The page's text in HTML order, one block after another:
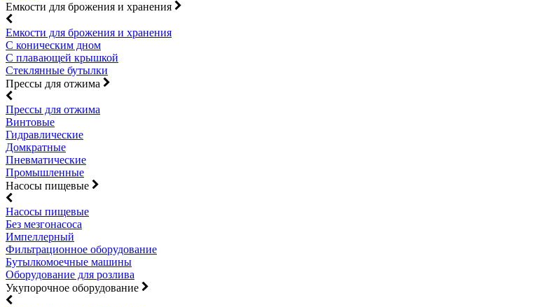
Емкости для брожения и хранения
Емкости для брожения и хранения
С коническим дном
С плавающей крышкой
Стеклянные бутылки
Прессы для отжима
Прессы для отжима
Винтовые
Гидравлические
Домкратные
Пневматические
Промышленные
Насосы пищевые
Насосы пищевые
Без мезгонасоса
Импеллерный
Фильтрационное оборудование
Бутылкомоечные машины
Оборудование для розлива
Укупорочное оборудование